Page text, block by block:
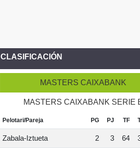
CLASIFICACIÓN
MASTERS CAIXABANK
MASTERS CAIXABANK SERIE
Pelotari/Pareja PG PJ TF
Zabala-Iztueta 2 3 64